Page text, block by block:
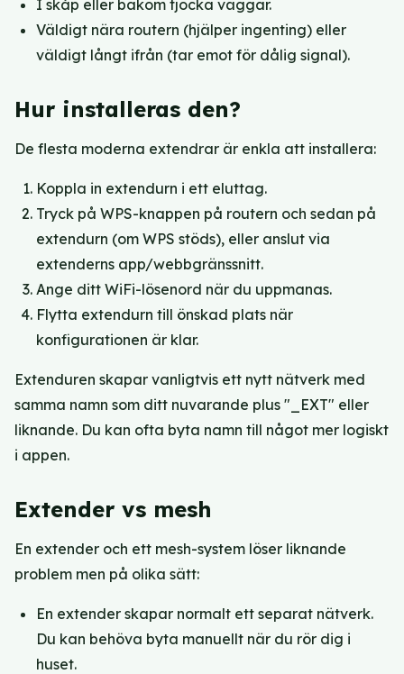
I skåp eller bakom tjocka väggar.
Väldigt nära routern (hjälper ingenting) eller
väldigt långt ifrån (tar emot för dålig signal).
Hur installeras den?
De flesta moderna extendrar är enkla att installera:
Koppla in extendurn i ett eluttag.
Tryck på WPS-knappen på routern och sedan på
extendurn (om WPS stöds), eller anslut via
extenderns app/webbgränssnitt.
Ange ditt WiFi-lösenord när du uppmanas.
Flytta extendurn till önskad plats när
konfigurationen är klar.
Extenduren skapar vanligtvis ett nytt nätverk med
samma namn som ditt nuvarande plus "_EXT" eller
liknande. Du kan ofta byta namn till något mer logiskt
i appen.
Extender vs mesh
En extender och ett mesh-system löser liknande
problem men på olika sätt:
En extender skapar normalt ett separat nätverk.
Du kan behöva byta manuellt när du rör dig i
huset.